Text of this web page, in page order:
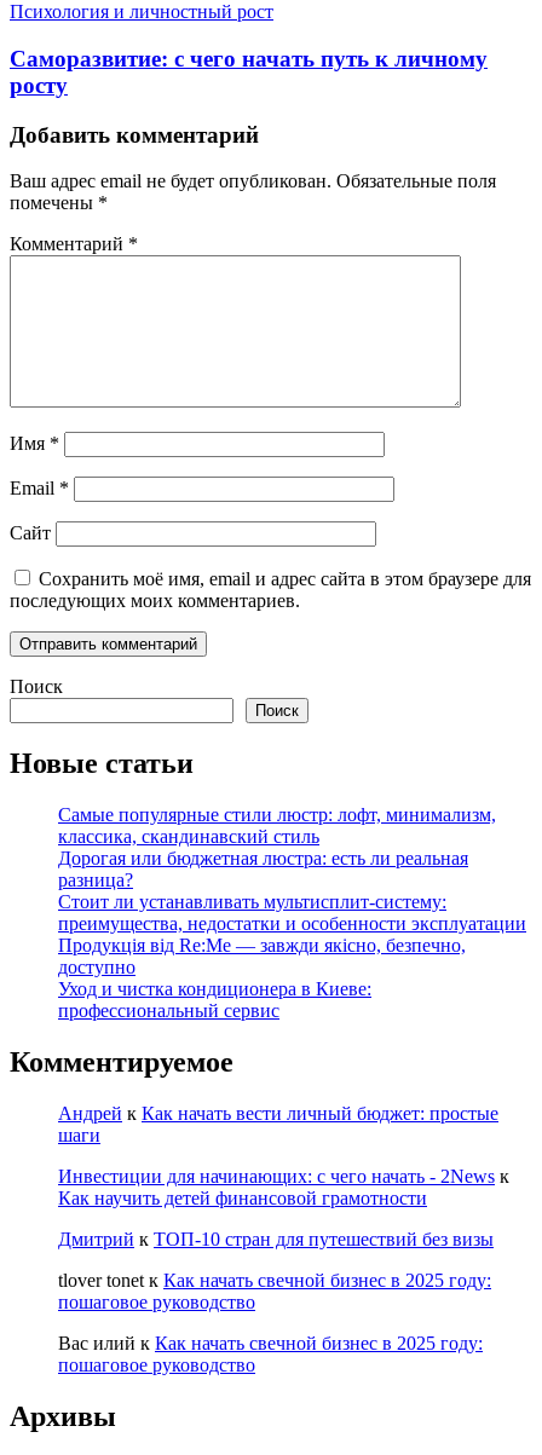
Психология и личностный рост
Саморазвитие: с чего начать путь к личному
росту
Добавить комментарий
Ваш адрес email не будет опубликован. Обязательные поля
помечены *
Комментарий *
Имя *
Email *
Сайт
Сохранить моё имя, email и адрес сайта в этом браузере для
последующих моих комментариев.
Поиск
Поиск
Новые статьи
Самые популярные стили люстр: лофт, минимализм,
классика, скандинавский стиль
Дорогая или бюджетная люстра: есть ли реальная
разница?
Стоит ли устанавливать мультисплит-систему:
преимущества, недостатки и особенности эксплуатации
Продукція від Re:Me — завжди якісно, безпечно,
доступно
Уход и чистка кондиционера в Киеве:
профессиональный сервис
Комментируемое
Андрей к Как начать вести личный бюджет: простые
шаги
Инвестиции для начинающих: с чего начать - 2News к
Как научить детей финансовой грамотности
Дмитрий к ТОП-10 стран для путешествий без визы
tlover tonet к Как начать свечной бизнес в 2025 году:
пошаговое руководство
Вас илий к Как начать свечной бизнес в 2025 году:
пошаговое руководство
Архивы